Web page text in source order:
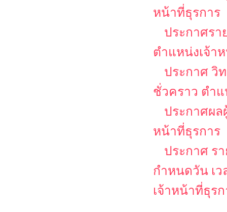
หน้าที่ธุรการ
ประกาศรา
ตำแหน่งเจ้า
ประกาศ วิ
ชั่วคราว ตำ
ประกาศผล
หน้าที่ธุรการ
ประกาศ ร
กำหนดวัน เ
เจ้าหน้าที่ธุร